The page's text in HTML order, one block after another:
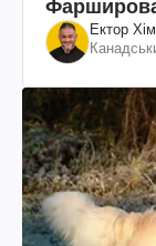
Ектор